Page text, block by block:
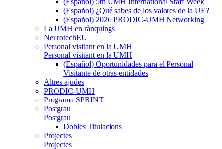
(Español) ¿Qué sabes de los valores de la UE?
(Español) 2026 PRODIC-UMH Networking
La UMH en rànquings
NeurotechEU
Personal visitant en la UMH
Personal visitant en la UMH
(Español) Oportunidades para el Personal
Visitante de otras entidades
Altres ajudes
PRODIC-UMH
Programa SPRINT
Postgrau
Postgrau
Dobles Titulacions
Projectes
Projectes